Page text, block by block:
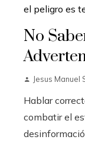
No
Jesus Manuel
Hablar
combatir el